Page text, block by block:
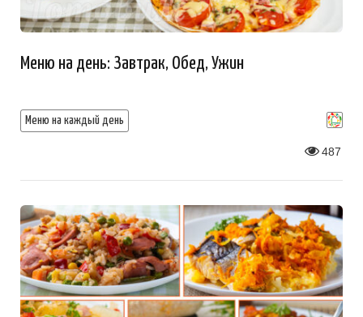
Меню на день: Завтрак, Обед, Ужин
Меню на каждый день
487